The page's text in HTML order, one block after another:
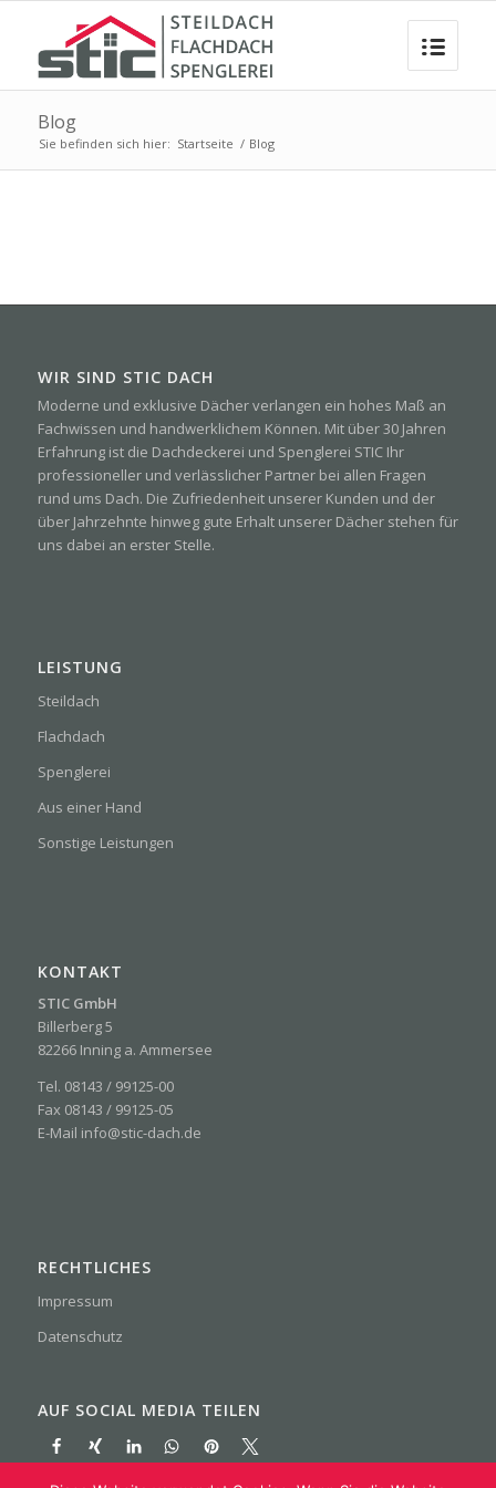
Blog
Sie befinden sich hier: Startseite / Blog
WIR SIND STIC DACH
Moderne und exklusive Dächer verlangen ein hohes Maß an
Fachwissen und handwerklichem Können. Mit über 30 Jahren
Erfahrung ist die Dachdeckerei und Spenglerei STIC Ihr
professioneller und verlässlicher Partner bei allen Fragen
rund ums Dach. Die Zufriedenheit unserer Kunden und der
über Jahrzehnte hinweg gute Erhalt unserer Dächer stehen für
uns dabei an erster Stelle.
LEISTUNG
Steildach
Flachdach
Spenglerei
Aus einer Hand
Sonstige Leistungen
KONTAKT
STIC GmbH
Billerberg 5
82266 Inning a. Ammersee
Tel. 08143 / 99125-00
Fax 08143 / 99125-05
E-Mail info@stic-dach.de
RECHTLICHES
Impressum
Datenschutz
AUF SOCIAL MEDIA TEILEN